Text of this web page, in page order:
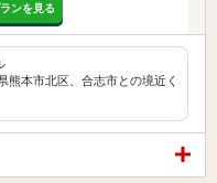
ンを見る
佇む豪華ホテル
合志市との境近く